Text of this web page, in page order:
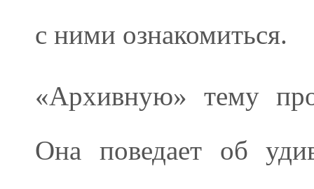
с ними ознакомиться.
«Архивную» тему
Она поведает об